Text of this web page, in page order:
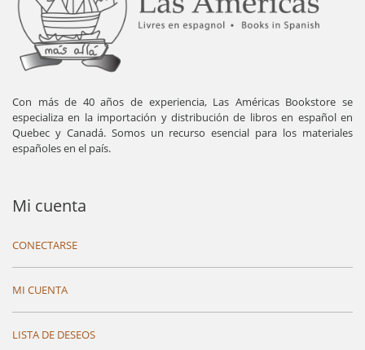
Con más de 40 años de experiencia, Las Américas Bookstore se
especializa en la importación y distribución de libros en español en
Quebec y Canadá. Somos un recurso esencial para los materiales
españoles en el país.
Mi cuenta
CONECTARSE
MI CUENTA
LISTA DE DESEOS